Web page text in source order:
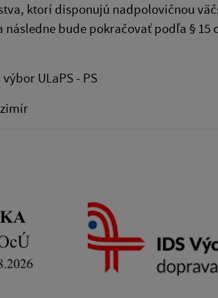
ktorí disponujú nadpolovičnou
bude pokračovať podľa § 15
ULaPS -